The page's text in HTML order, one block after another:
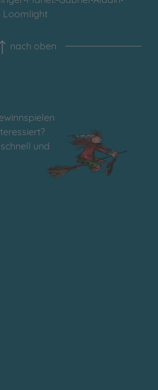
Loomlight
nach oben
und